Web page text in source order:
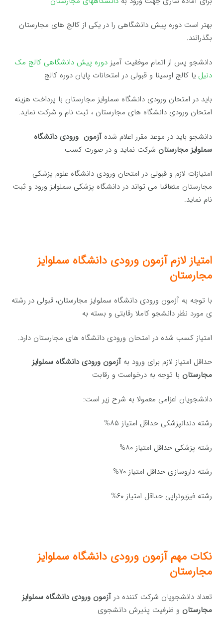
بهتر است دوره پیش دانشگاهی را در یکی از کالج های مجارستان
بگذرانند.
دانشجو پس از اتمام موفقیت آمیزدوره پیش دانشگاهی کالج مک
دنیل یا کالج اوسینا و قبولی در امتحانات پایان دوره کالج
باید در امتحان ورودی دانشگاه سملوایز مجارستان با پرداخت هزینه
امتحان ورودی دانشگاه های مجارستان ، ثبت نام و شرکت نماید.
دانشجو باید در موعد مقرر اعلام شدهآزمون ورودی دانشگاه
سملوایز مجارستان شرکت نماید و در صورت کسب
امتیازات لازم و قبولی در امتحان ورودی دانشگاه علوم پزشکی
مجارستان متعاقبا می تواند در دانشگاه پزشکی سملوایز ورود و ثبت
نام نماید.
امتیاز لازمآزمونورودی دانشگاه سملوایز
مجارستان
با توجه به آزمون ورودی دانشگاه سملوایز مجارستان، قبولی در رشته
ی مورد نظر دانشجو کاملا رقابتی و بسته به
امتیاز کسب شده در امتحان ورودی دانشگاه های مجارستان دارد.
حداقل امتیاز لازم برای ورود بهآزمون ورودی دانشگاه سملوایز
مجارستان با توجه به درخواست و رقابت
دانشجویان اعزامی معمولا به شرح زیر است:
رشته دندانپزشکی حداقل امتیاز ۸۵%
رشته پزشکی حداقل امتیاز ۸۰%
رشته داروسازی حداقل امتیاز ۷۰%
رشته فیزیوتراپی حداقل امتیاز ۶۰%
نکات مهمآزمونورودی دانشگاه سملوایز
مجارستان
تعداد دانشجویان شرکت کننده درآزمون ورودی دانشگاه سملوایز
مجارستان و ظرفیت پذیرش دانشجوی